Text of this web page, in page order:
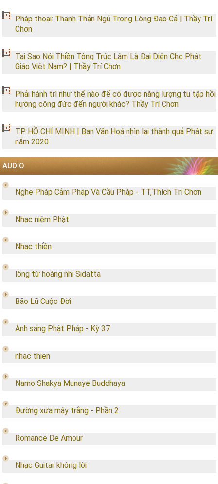
Pháp thoai: Thanh Thản Ngủ Trong Lòng Đạo Cả | Thầy Trí
Chơn
Tại Sao Nói Thiền Tông Trúc Lâm Là Đại Diện Cho Phật
Giáo Việt Nam? | Thầy Trí Chơn
Phải hành trì như thế nào để có được năng lượng tu tập hồi
hướng công đức đến người khác? Thầy Trí Chơn
TP. HỒ CHÍ MINH | Ban Văn Hoá nhìn lại thành quả Phật sự
năm 2020
AUDIO
Nghe Pháp Cảm Pháp Và Cầu Pháp - TT,Thích Trí Chơn
Nhạc niệm Phật
Nhạc thiền
lòng từ hoàng nhi Sidatta
Bão Lũ Cuộc Đời
Ánh sáng Phật Pháp - Kỳ 37
nhac thien
Namo Shakya Munaye Buddhaya
Đường xưa mây trắng - Phần 2
Romance De Amour
Nhạc Guitar không lời